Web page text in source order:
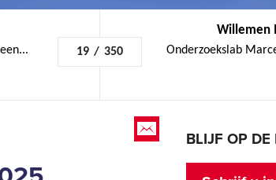
19 / 350
Willemen
Onderzoekslab
BLIJF OP DE